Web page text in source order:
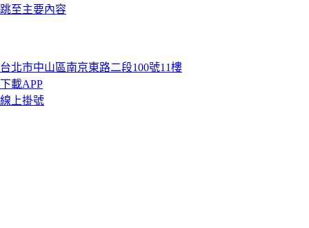
跳至主要內容
台北市中山區南京東路二段100號11樓
下載APP
線上掛號